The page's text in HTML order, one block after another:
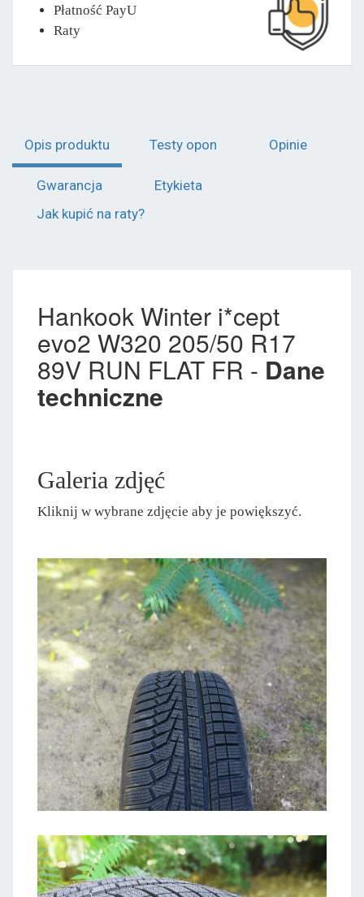
Płatność PayU
Raty
Opis produktu Testy opon Opinie
Gwarancja
Etykieta
Jak kupić na raty?
Hankook Winter i*cept
evo2 W320 205/50 R17
89V RUN FLAT FR - Dane
techniczne
Galeria zdjęć
Kliknij w wybrane zdjęcie aby je powiększyć.